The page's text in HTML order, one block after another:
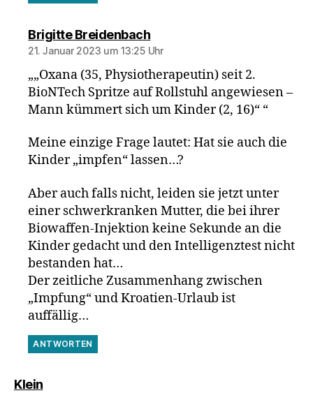
Brigitte Breidenbachsagt:
21. Januar 2023 um 13:25 Uhr
„„Oxana (35, Physiotherapeutin) seit 2.
BioNTech Spritze auf Rollstuhl angewiesen –
Mann kümmert sich um Kinder (2, 16)“ “
Meine einzige Frage lautet: Hat sie auch die
Kinder „impfen“ lassen…?
Aber auch falls nicht, leiden sie jetzt unter
einer schwerkranken Mutter, die bei ihrer
Biowaffen-Injektion keine Sekunde an die
Kinder gedacht und den Intelligenztest nicht
bestanden hat…
Der zeitliche Zusammenhang zwischen
„Impfung“ und Kroatien-Urlaub ist
auffällig…
ANTWORTEN
Kleinsagt: